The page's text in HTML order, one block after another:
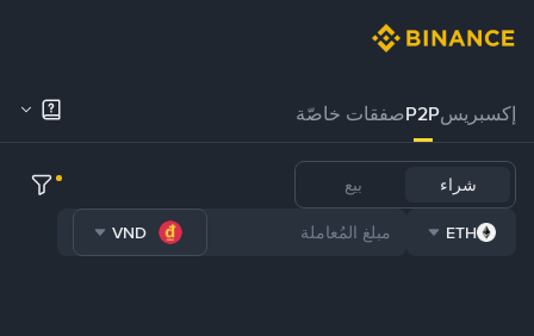
إكسبريسP2Pصفقات خاصّة
شراء بيع
ETH
VND